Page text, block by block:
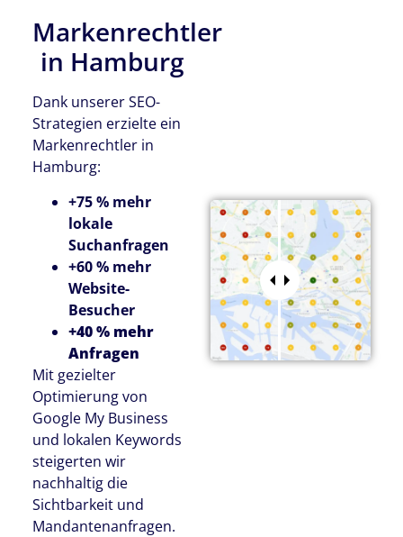
Markenrechtler
in Hamburg
Dank unserer SEO-
Strategien erzielte ein
Markenrechtler in
Hamburg:
+75 % mehr
lokale
Suchanfragen
+60 % mehr
Website-
Besucher
+40 % mehr
Anfragen
Mit gezielter
Optimierung von
Google My Business
und lokalen Keywords
steigerten wir
nachhaltig die
Sichtbarkeit und
Mandantenanfragen.